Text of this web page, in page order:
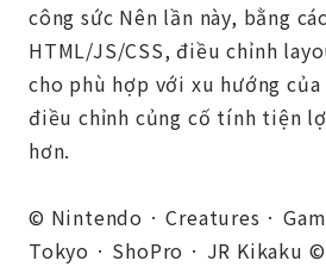
công sức Nên lần này, bằng
HTML/JS/CSS, điều chỉnh
cho phù hợp với xu hướng
điều chỉnh củng cố tính tiện
hơn.
© Nintendo · Creatures ·
Tokyo · ShoPro · JR Kikaku